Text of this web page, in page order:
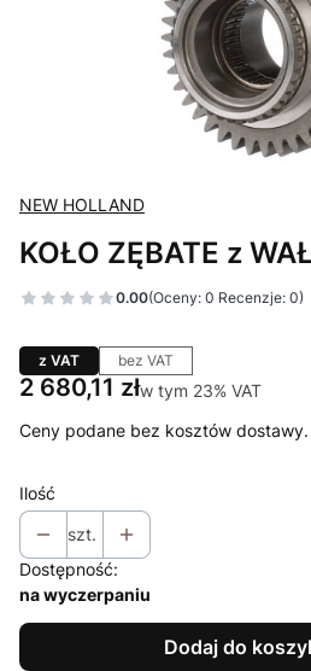
NEW HOLLAND
KOŁO ZĘBATE z
0.00(Oceny: 0 Recenzje: 0)
z VAT bez VAT
Cena
2 680,11 złw tym 23% VAT
w tym 23% VAT
Ceny podane bez kosztów dostawy.
Ilość
szt.
Dostępność:
na wyczerpaniu
Dodaj do